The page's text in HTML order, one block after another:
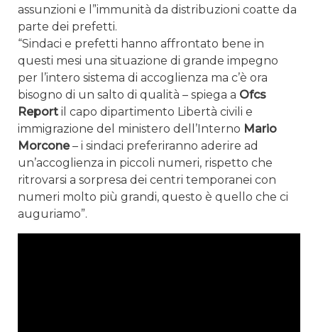
assunzioni e l”immunità da distribuzioni coatte da
parte dei prefetti.
“Sindaci e prefetti hanno affrontato bene in
questi mesi una situazione di grande impegno
per l’intero sistema di accoglienza ma c’è ora
bisogno di un salto di qualità – spiega a Ofcs
Report il capo dipartimento Libertà civili e
immigrazione del ministero dell’Interno Mario
Morcone– i sindaci preferiranno aderire ad
un’accoglienza in piccoli numeri, rispetto che
ritrovarsi a sorpresa dei centri temporanei con
numeri molto più grandi, questo è quello che ci
auguriamo”.